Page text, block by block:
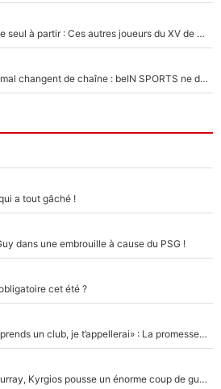
Thomas Ramos ne sera pas le seul à partir : Ces autres joueurs du XV de France pourraient aussi quitter le Stade Toulousain, un club de Top 14 est déjà sur les rangs
Kylian Mbappé et Lamine Yamal changent de chaîne : beIN SPORTS ne digère pas cette décision historique et prédit un fiasco pour la Liga
a tout gâché !
dans une embrouille à cause du PSG !
cet été ?
Mercato - OM - «Dès que je prends un club, je t’appellerai» : La promesse de Marcelino au moment de claquer la porte
Victime de racisme contre Murray, Kyrgios pousse un énorme coup de gueule !